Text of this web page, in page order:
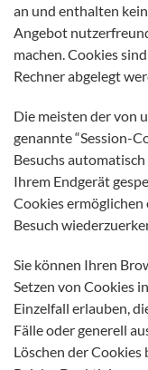
an und enthalten
Angebot
machen. Cookies
Rechner abgelegt
Die meisten der von
genannte “Session-
Besuchs
Ihrem Endgerät
Cookies ermöglichen
Besuch
Sie können Ihren
Setzen von Cookies
Einzelfall erlauben,
Fälle oder generell
Löschen der